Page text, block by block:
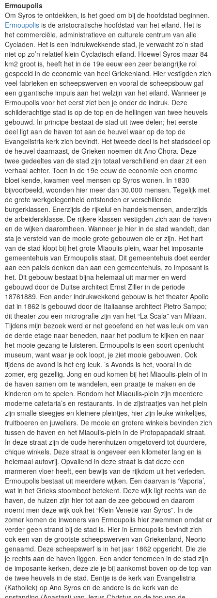
Ermoupolis
Om Syros te ontdekken, is het goed om bij de hoofdstad beginnen.
Ermoupolis is de aristocratische hoofdstad van het eiland. Het is
het commerciële, administratieve en culturele centrum van alle
Cycladen. Het is een indrukwekkende stad, je verwacht zo’n stad
niet op zo’n relatief klein Cycladisch eiland. Hoewel Syros maar 84
km2 groot is, heeft het in de 19e eeuw een zeer belangrijke rol
gespeeld in de economie van heel Griekenland. Hier vestigden zich
veel fabrieken en scheepswerven en vooral de scheepsbouw gaf
een gigantische impuls aan het welzijn van het eiland. Wanneer je
Ermoupolis voor het eerst ziet ben je onder de indruk. Deze
schilderachtige stad is op de top en de hellingen van twee heuvels
gebouwd. In principe bestaat de stad uit twee delen; het eerste
deel ligt aan de haven tot aan de heuvel waar op de top de
Evangelistria kerk zich bevindt. Het tweede deel is het stadsdeel op
de heuvel daarnaast, de Grieken noemen dit Ano Chora. Deze
twee gedeeltes van de stad zijn totaal verschillend en daar zit een
verhaal achter. Toen in de 19e eeuw de economie een enorme
bloei kende, kwamen veel mensen op Syros wonen. In 1830
bijvoorbeeld, woonden hier meer dan 30.000 mensen. Tegelijk met
de grote werkgelegenheid ontstonden er verschillende
burgerklassen. Enerzijds de rijkelui en handelsmensen, anderzijds
de arbeidersklasse. De rijkere klassen vestigden zich aan de haven
en de wijken daaromheen. Wanneer je hier in de stad wandelt, dan
sta je versteld van de mooie grote gebouwen die er zijn. Het hart
van de stad klopt bij het grote Miaoulis plein, waar het imposante
gemeentehuis van Ermoupolis staat. Dit gemeentehuis doet eerder
aan een paleis denken dan aan een gemeentehuis, zo imposant is
het. Dit gebouw bestaat bijna helemaal uit marmer en werd
gebouwd door de Duitse architect Ernst Ziller in de periode
18761889. Een ander indrukwekkend gebouw is het theater Apollo
dat in 1862 is gebouwd door de Italiaanse architect Pietro Sampo;
dit theater zou een micrografie zijn van het “La Scala” van Milaan.
Tijdens mijn bezoek werd er net geoefend en het was leuk om van
de derde etage naar beneden, naar het podium te kijken en naar
het mooie gezang te luisteren. Ermoupolis is een soort openlucht
museum, want waar je ook loopt, je ziet mooie gebouwen. Ook
tijdens de avond is het erg leuk. ’s Avonds is het, vooral in de
zomer, erg gezellig. Jong en oud komen bij het Miaoulis-plein of in
de haven samen om te wandelen, een praatje te maken en de
kinderen om te spelen. Rondom het Miaoulis-plein zijn meerdere
moderne cafetaria’s en restaurants. In de zijstraatjes van het plein
zijn smalle steegjes en kleinere pleintjes, hier zijn leuke winkeltjes,
fruitboeren en juweliers. De mooie en grotere winkels bevinden zich
tussen de haven en het Miaoulis-plein in de Protopapadaki straat.
In deze straat zijn de oude herenhuizen omgetoverd tot duurdere,
chique winkels. Deze straat is ongeveer een kilometer lang en is
helemaal autovrij. Opvallend in deze straat is dat deze een
marmeren vloer heeft, een bewijs van de rijkdom uit het verleden.
Ermoupolis bestaat uit meerdere wijken. Een daarvan is ‘Vaporia’,
wat in het Grieks stoomboot betekent. Deze wijk ligt rechts van de
haven, de huizen zijn hier tot aan de zee gebouwd en daarom
noemt men deze wijk ook het “Klein Venetië van Syros”. In de
zomer komen de inwoners van Ermoupolis hier zwemmen omdat er
verder geen strand bij de stad is. Hier in Ermoupolis bevindt zich
ook een van de grootste scheepswerven van Griekenland, Neorio
genaamd. Deze scheepswerf is in het jaar 1862 opgericht. Die zie
je rechts aan de haven liggen. Een ander fenomeen in de stad zijn
de imposante kerken, deze zie je bij aankomst boven op de top van
de twee heuvels in de stad. Eentje is de kerk van Evangelistria
(Katholiek) op Ano Syros en de andere is de kerk van de